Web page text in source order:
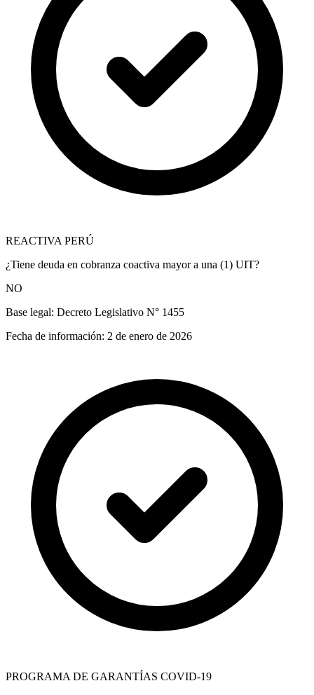
REACTIVA PERÚ
¿Tiene deuda en cobranza coactiva mayor a una (1) UIT?
NO
Base legal: Decreto Legislativo N° 1455
Fecha de información: 2 de enero de 2026
PROGRAMA DE GARANTÍAS COVID-19